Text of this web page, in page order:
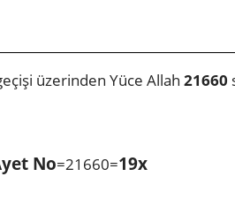
üzerinden Yüce Allah 21660
No=21660=19x